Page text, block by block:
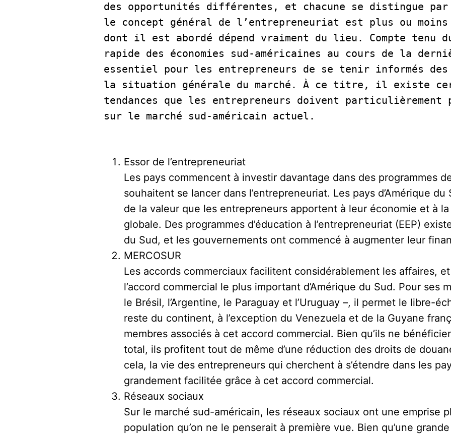
des opportunités différentes, et chacune se distingue
le concept général de l’entrepreneuriat est plus ou moins
dont il est abordé dépend vraiment du lieu. Compte tenu du
rapide des économies sud-américaines au cours de la
essentiel pour les entrepreneurs de se tenir informés
la situation générale du marché. À ce titre, il existe
tendances que les entrepreneurs doivent particulièrement
sur le marché sud-américain actuel.
Essor de l’entrepreneuriat
Les pays commencent à investir davantage dans des programmes
souhaitent se lancer dans l’entrepreneuriat. Les pays d’Amérique
de la valeur que les entrepreneurs apportent à leur économie et à
globale. Des programmes d’éducation à l’entrepreneuriat (EEP)
du Sud, et les gouvernements ont commencé à augmenter leur
MERCOSUR
Les accords commerciaux facilitent considérablement les affaires, et
l’accord commercial le plus important d’Amérique du Sud. Pour ses
le Brésil, l’Argentine, le Paraguay et l’Uruguay –, il permet le libre-
reste du continent, à l’exception du Venezuela et de la Guyane
membres associés à cet accord commercial. Bien qu’ils ne
total, ils profitent tout de même d’une réduction des droits de
cela, la vie des entrepreneurs qui cherchent à s’étendre dans les
grandement facilitée grâce à cet accord commercial.
Réseaux sociaux
Sur le marché sud-américain, les réseaux sociaux ont une emprise
population qu’on ne le penserait à première vue. Bien qu’une